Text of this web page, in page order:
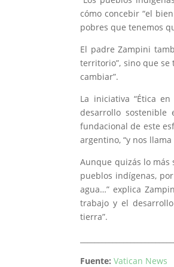
cómo concebir “el
pobres que tenemos
El padre Zampini
territorio”, sino que se
cambiar”.
La iniciativa “Ética
desarrollo sostenible
fundacional de este
argentino, “y nos
Aunque quizás lo más
pueblos indígenas,
agua…” explica
trabajo y el
tierra”.
Fuente: Vatican News